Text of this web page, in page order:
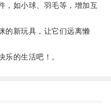
如小球、羽毛等，增加互
新玩具，让它们远离懒
的生活吧！。